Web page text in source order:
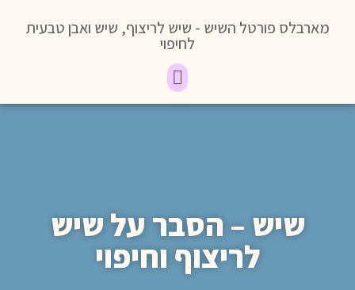
מארבלס פורטל השיש - שיש לריצוף, שיש ואבן טבעית
לחיפוי
שיש – הסבר על שיש
לריצוף וחיפוי